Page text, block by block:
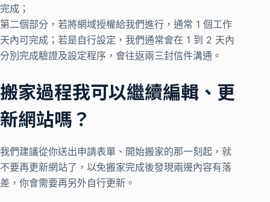
完成；
第二個部分，若將網域授權給我們進行，通常 1 個工作
天內可完成；若是自行設定，我們通常會在 1 到 2 天內
分別完成驗證及設定程序，會往返兩三封信件溝通。
搬家過程我可以繼續編輯、更
新網站嗎？
我們建議從你送出申請表單、開始搬家的那一刻起，就
不要再更新網站了，以免搬家完成後發現兩邊內容有落
差，你會需要再另外自行更新。